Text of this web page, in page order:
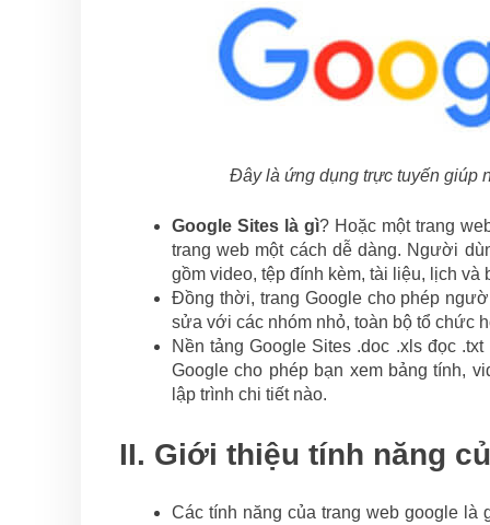
Đây là ứng dụng trực tuyến giúp
Google Sites là gì? Hoặc một trang
trang web một cách dễ dàng. Người
gồm video, tệp đính kèm, tài liệu, lịch và
Đồng thời, trang Google cho phép
sửa với các nhóm nhỏ, toàn bộ tổ chức
Nền tảng Google Sites .doc .xls đọc
Google cho phép bạn xem bảng tính,
lập trình chi tiết nào.
II. Giới thiệu tính năng
Các tính năng của trang web google